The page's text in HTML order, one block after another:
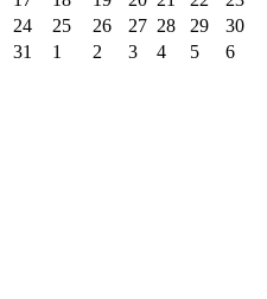
24
25 26 27 28 29
30
31
1 2 3 4 5 6